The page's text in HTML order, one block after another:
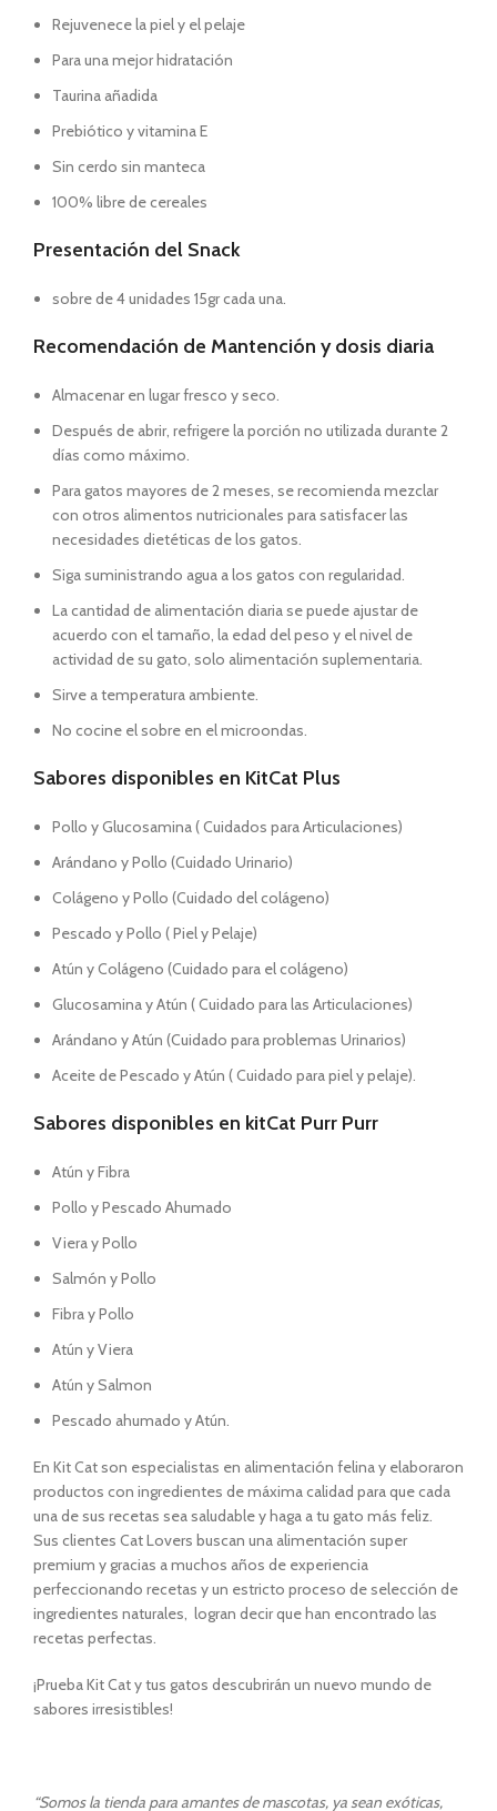
Rejuvenece la piel y el pelaje
Para una mejor hidratación
Taurina añadida
Prebiótico y vitamina E
Sin cerdo sin manteca
100% libre de cereales
Presentación del Snack
sobre de 4 unidades 15gr cada una.
Recomendación de Mantención y dosis diaria
Almacenar en lugar fresco y seco.
Después de abrir, refrigere la porción no utilizada durante 2
días como máximo.
Para gatos mayores de 2 meses, se recomienda mezclar
con otros alimentos nutricionales para satisfacer las
necesidades dietéticas de los gatos.
Siga suministrando agua a los gatos con regularidad.
La cantidad de alimentación diaria se puede ajustar de
acuerdo con el tamaño, la edad del peso y el nivel de
actividad de su gato, solo alimentación suplementaria.
Sirve a temperatura ambiente.
No cocine el sobre en el microondas.
Sabores disponibles en KitCat Plus
Pollo y Glucosamina ( Cuidados para Articulaciones)
Arándano y Pollo (Cuidado Urinario)
Colágeno y Pollo (Cuidado del colágeno)
Pescado y Pollo ( Piel y Pelaje)
Atún y Colágeno (Cuidado para el colágeno)
Glucosamina y Atún ( Cuidado para las Articulaciones)
Arándano y Atún (Cuidado para problemas Urinarios)
Aceite de Pescado y Atún ( Cuidado para piel y pelaje).
Sabores disponibles en kitCat Purr Purr
Atún y Fibra
Pollo y Pescado Ahumado
Viera y Pollo
Salmón y Pollo
Fibra y Pollo
Atún y Viera
Atún y Salmon
Pescado ahumado y Atún.
En Kit Cat son especialistas en alimentación felina y elaboraron
productos con ingredientes de máxima calidad para que cada
una de sus recetas sea saludable y haga a tu gato más feliz.
Sus clientes Cat Lovers buscan una alimentación super
premium y gracias a muchos años de experiencia
perfeccionando recetas y un estricto proceso de selección de
ingredientes naturales, logran decir que han encontrado las
recetas perfectas.
¡Prueba Kit Cat y tus gatos descubrirán un nuevo mundo de
sabores irresistibles!
“Somos la tienda para amantes de mascotas, ya sean exóticas,